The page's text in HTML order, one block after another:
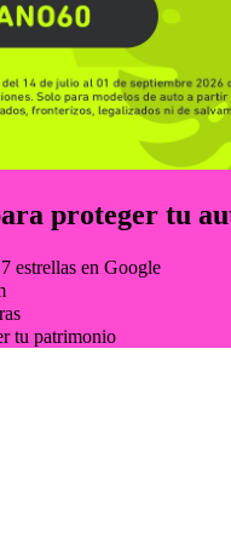
proteger tu
estrellas en Google
tu patrimonio